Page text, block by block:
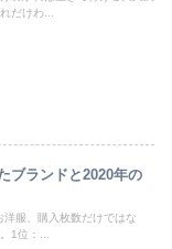
だけわ...
ブランドと2020年の
服、購入枚数だけではな
1位：...